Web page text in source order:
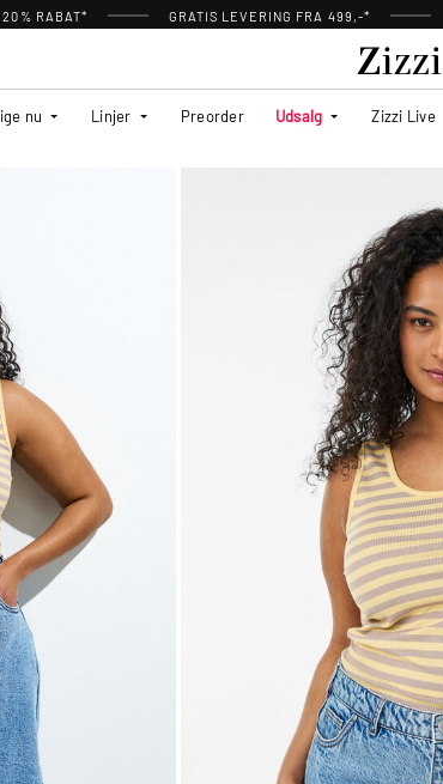
RABAT* GRATIS LEVERING FRA 499,-*
nu Linjer Preorder Udsalg Zizzi Live